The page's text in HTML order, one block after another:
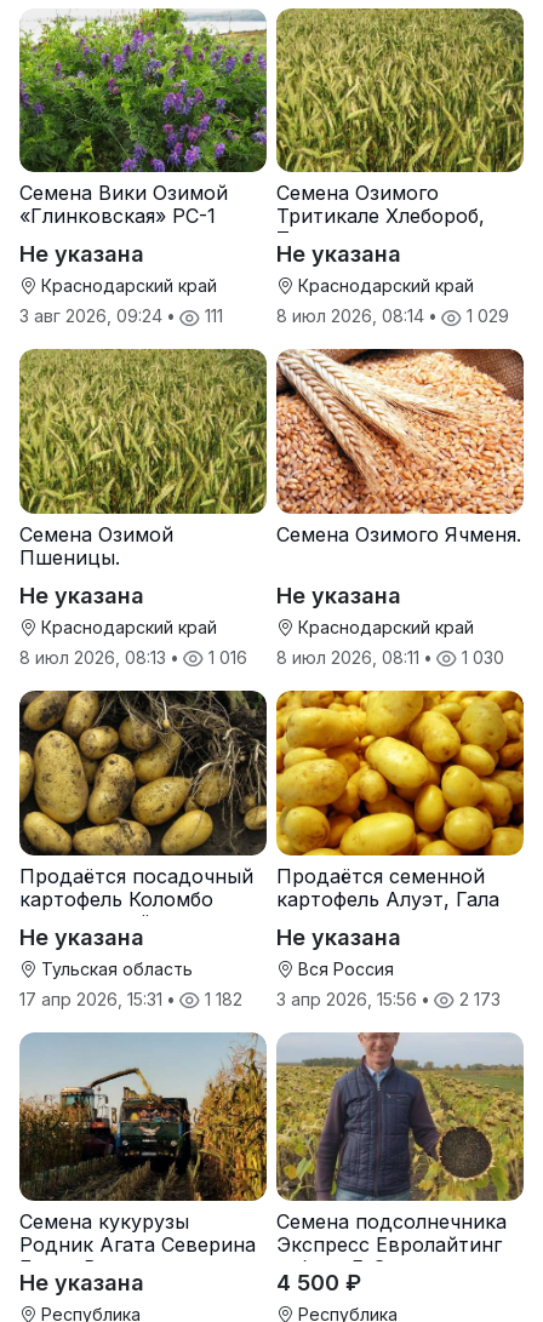
Семена Вики Озимой
«Глинковская» РС-1
Не указана
Краснодарский край
3 авг 2026, 09:24 • 111
Семена Озимого
Тритикале Хлебороб,
Тихон
Не указана
Краснодарский край
8 июл 2026, 08:14 • 1 029
Семена Озимой
Пшеницы.
Не указана
Краснодарский край
8 июл 2026, 08:13 • 1 016
Семена Озимого Ячменя.
Не указана
Краснодарский край
8 июл 2026, 08:11 • 1 030
Продаётся посадочный
картофель Коломбо
оптом от трёх тонн
Не указана
Тульская область
17 апр 2026, 15:31 • 1 182
Продаётся семенной
картофель Алуэт, Гала
Не указана
Вся Россия
3 апр 2026, 15:56 • 2 173
Семена кукурузы
Родник Агата Северина
Берта Вилора
Прохладненский Дарина
Росс Машук Катерина
Не указана
Республика
Семена подсолнечника
Экспресс Евролайтинг
гибрид F-G+
4 500 ₽
Республика